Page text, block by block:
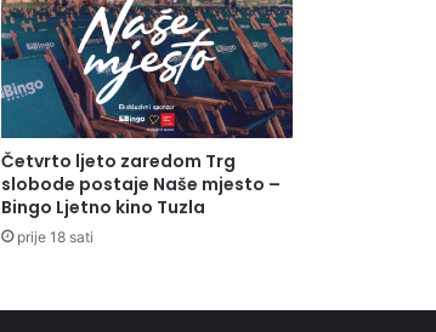
Četvrto ljeto zaredom Trg
slobode postaje Naše mjesto –
Bingo Ljetno kino Tuzla
prije 18 sati